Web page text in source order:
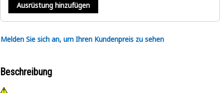
Ausrüstung hinzufügen
Melden Sie sich an, um Ihren Kundenpreis zu sehen
Beschreibung